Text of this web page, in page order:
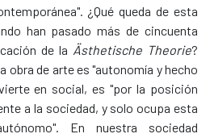
¿Qué queda de esta
han pasado más de cincuenta
de la Ästhetische Theorie?
obra de arte es "autonomía y hecho
en social, es "por la posición
a la sociedad, y solo ocupa esta
En nuestra sociedad